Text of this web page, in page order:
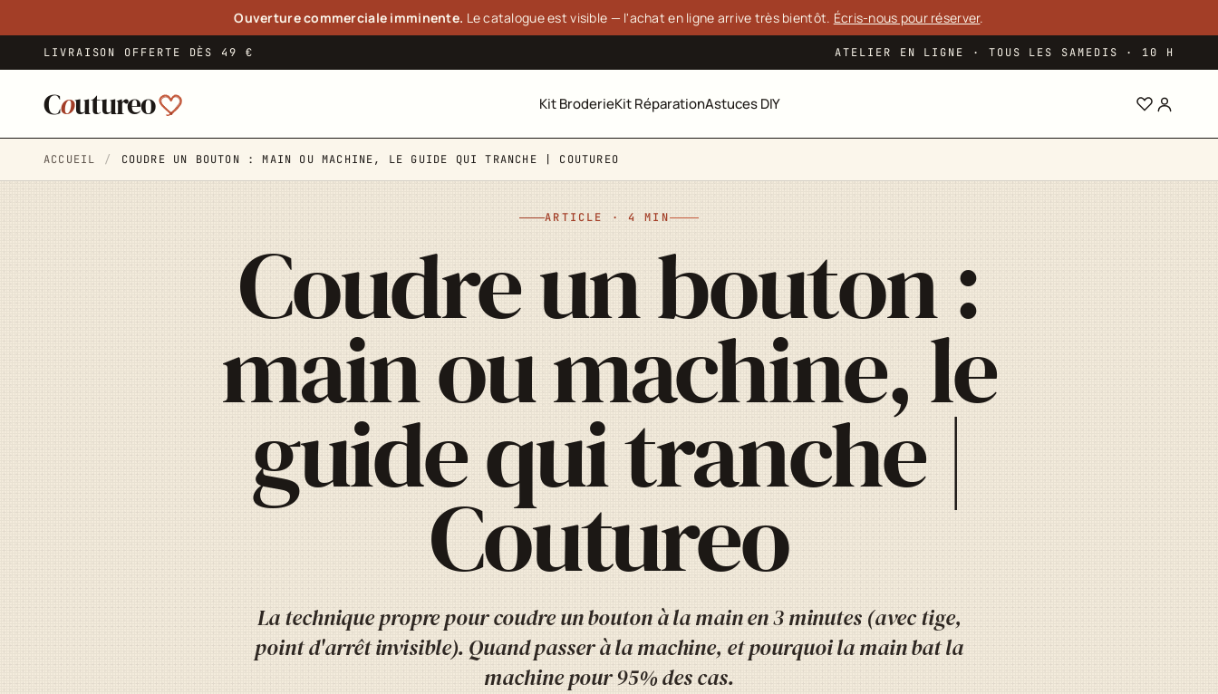
Ouverture commerciale imminente. Le catalogue est visible — l'achat en ligne arrive très bientôt. Écris-nous pour réserver.
LIVRAISON OFFERTE DÈS 49 € ATELIER EN LIGNE · TOUS LES SAMEDIS · 10 H
Coutureo Kit BroderieKit RéparationAstuces DIY
ACCUEIL COUDRE UN BOUTON : MAIN OU MACHINE, LE GUIDE QUI TRANCHE | COUTUREO
ARTICLE · 4 MIN
Coudre un bouton :
main ou machine, le
guide qui tranche |
Coutureo
La technique propre pour coudre un bouton à la main en 3 minutes (avec tige,
point d'arrêt invisible). Quand passer à la machine, et pourquoi la main bat la
machine pour 95% des cas.